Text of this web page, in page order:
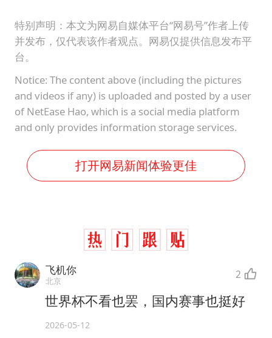
特别声明：本文为网易自媒体平台“网易号”作者上传
并发布，仅代表该作者观点。网易仅提供信息发布平
台。
Notice: The content above (including the pictures
and videos if any) is uploaded and posted by a user
of NetEase Hao, which is a social media platform
and only provides information storage services.
打开网易新闻体验更佳
飞机你
北京 2
世界杯不看也罢，国内赛事也挺好
2026-05-12